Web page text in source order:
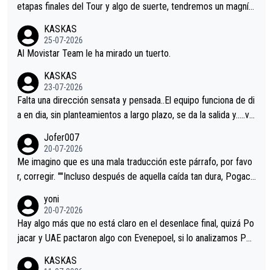
etapas finales del Tour y algo de suerte, tendremos un magnífi
KASKAS
25-07-2026
Al Movistar Team le ha mirado un tuerto.
KASKAS
23-07-2026
Falta una dirección sensata y pensada..El equipo funciona de di
a en dia, sin planteamientos a largo plazo, se da la salida y…..ve
Minguez, Velez etc etc.Me da pena vivir estos momentos tan
tristes sin victorias.
Jofer007
20-07-2026
Me imagino que es una mala traducción este párrafo, por favo
r, corregir. ""Incluso después de aquella caída tan dura, Pogaca
permaneció pegado a su rueda. Parecía increíble la forma en l
a que era capaz de controlar el miedo", recordó."
yoni
20-07-2026
Hay algo más que no está claro en el desenlace final, quizá Po
jacar y UAE pactaron algo con Evenepoel, si lo analizamos Poj
i sin pedalear, luego está el saludo con Evenepoel dándose la
KASKAS